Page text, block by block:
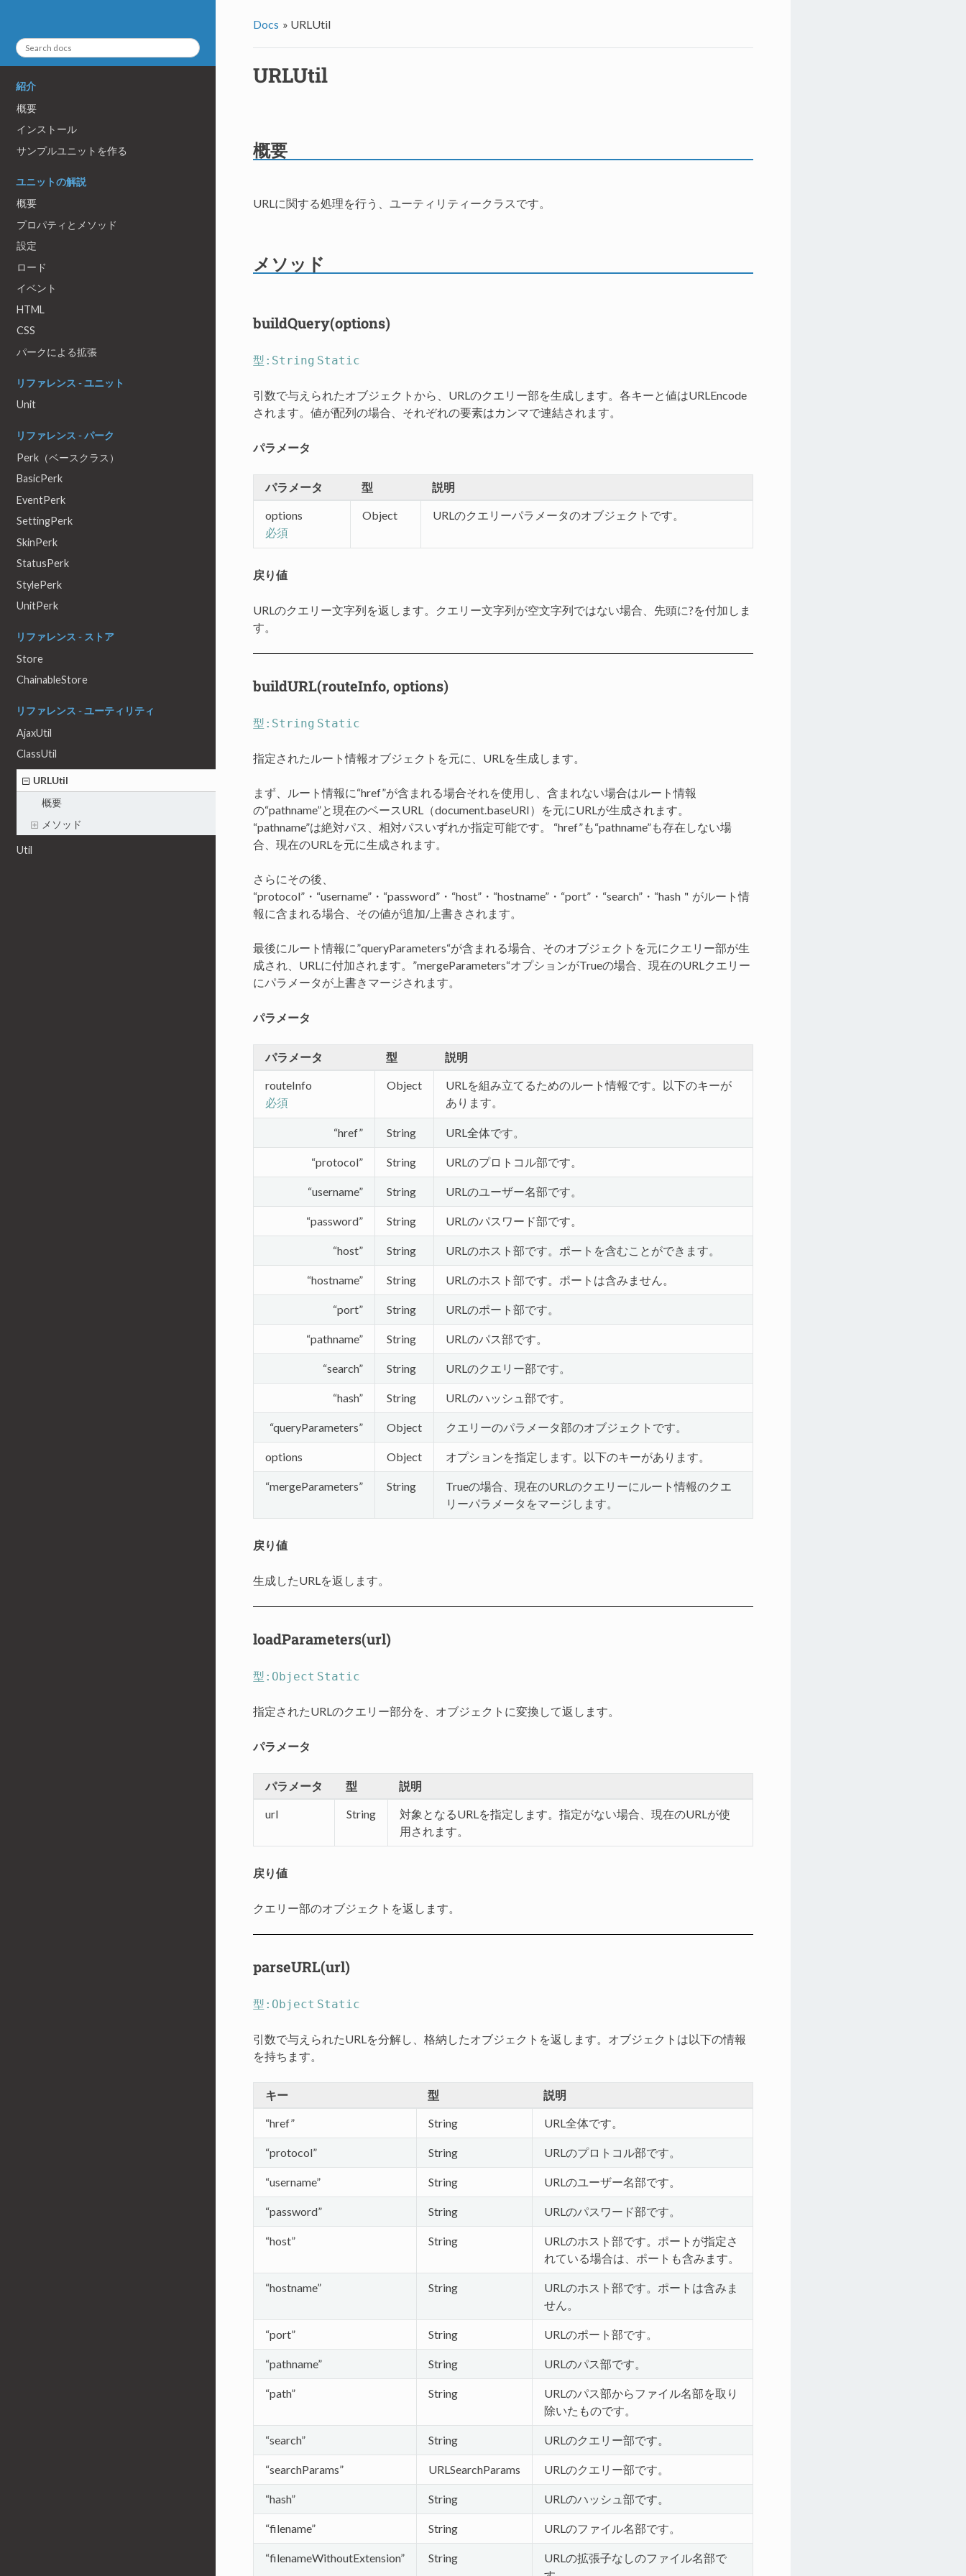
Docs » URLUtil
URLUtil
概要
URLに関する処理を行う、ユーティリティークラスです。
メソッド
buildQuery(options)
型:String Static
引数で与えられたオブジェクトから、URLのクエリー部を生成します。各キーと値はURLEncode
されます。値が配列の場合、それぞれの要素はカンマで連結されます。
パラメータ
パラメータ 型 説明
options
必須
Object URLのクエリーパラメータのオブジェクトです。
戻り値
URLのクエリー文字列を返します。クエリー文字列が空文字列ではない場合、先頭に?を付加しま
す。
buildURL(routeInfo, options)
型:String Static
指定されたルート情報オブジェクトを元に、URLを生成します。
まず、ルート情報に“href”が含まれる場合それを使用し、含まれない場合はルート情報
の“pathname”と現在のベースURL（document.baseURI）を元にURLが生成されます。
“pathname”は絶対パス、相対パスいずれか指定可能です。 “href”も“pathname”も存在しない場
合、現在のURLを元に生成されます。
さらにその後、
“protocol”・“username”・“password”・“host”・“hostname”・“port”・“search”・“hash＂がルート情
報に含まれる場合、その値が追加/上書きされます。
最後にルート情報に”queryParameters“が含まれる場合、そのオブジェクトを元にクエリー部が生
成され、URLに付加されます。”mergeParameters“オプションがTrueの場合、現在のURLクエリー
にパラメータが上書きマージされます。
パラメータ
パラメータ 型 説明
routeInfo
必須
Object
URLを組み立てるためのルート情報です。以下のキーが
あります。
“href” String URL全体です。
“protocol” String URLのプロトコル部です。
“username” String URLのユーザー名部です。
“password” String URLのパスワード部です。
“host” String URLのホスト部です。ポートを含むことができます。
“hostname” String URLのホスト部です。ポートは含みません。
“port” String URLのポート部です。
“pathname” String URLのパス部です。
“search” String URLのクエリー部です。
“hash” String URLのハッシュ部です。
“queryParameters” Object クエリーのパラメータ部のオブジェクトです。
options Object オプションを指定します。以下のキーがあります。
“mergeParameters” String
Trueの場合、現在のURLのクエリーにルート情報のクエ
リーパラメータをマージします。
戻り値
生成したURLを返します。
loadParameters(url)
型:Object Static
指定されたURLのクエリー部分を、オブジェクトに変換して返します。
パラメータ
パラメータ 型 説明
url String
対象となるURLを指定します。指定がない場合、現在のURLが使
用されます。
戻り値
クエリー部のオブジェクトを返します。
parseURL(url)
型:Object Static
引数で与えられたURLを分解し、格納したオブジェクトを返します。オブジェクトは以下の情報
を持ちます。
キー 型 説明
“href” String URL全体です。
“protocol” String URLのプロトコル部です。
“username” String URLのユーザー名部です。
“password” String URLのパスワード部です。
“host” String
URLのホスト部です。ポートが指定さ
れている場合は、ポートも含みます。
“hostname” String
URLのホスト部です。ポートは含みま
せん。
“port” String URLのポート部です。
“pathname” String URLのパス部です。
“path” String
URLのパス部からファイル名部を取り
除いたものです。
“search” String URLのクエリー部です。
“searchParams” URLSearchParams URLのクエリー部です。
“hash” String URLのハッシュ部です。
“filename” String URLのファイル名部です。
“filenameWithoutExtension” String
URLの拡張子なしのファイル名部で
紹介
概要
インストール
サンプルユニットを作る
ユニットの解説
概要
プロパティとメソッド
設定
ロード
イベント
HTML
CSS
パークによる拡張
リファレンス - ユニット
Unit
リファレンス - パーク
Perk（ベースクラス）
BasicPerk
EventPerk
SettingPerk
SkinPerk
StatusPerk
StylePerk
UnitPerk
リファレンス - ストア
Store
ChainableStore
リファレンス - ユーティリティ
AjaxUtil
ClassUtil
URLUtil
概要
メソッド
Util